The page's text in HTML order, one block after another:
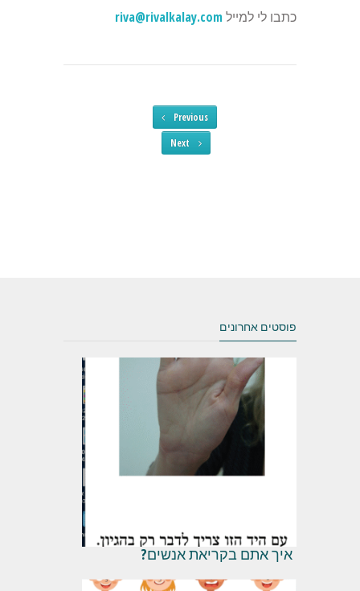
כתבו לי למיילriva@rivalkalay.com
Previous
Next
פוסטים אחרונים
איך אתם בקריאת אנשים?